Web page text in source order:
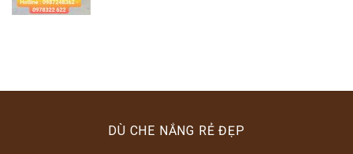
DÙ CHE NẮNG RẺ ĐẸP